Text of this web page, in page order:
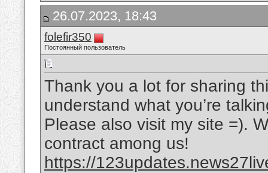
26.07.2023, 18:43
folefir350
Постоянный пользователь
Thank you a lot for sharing
understand what you’re
Please also visit my site =).
contract among us!
https://